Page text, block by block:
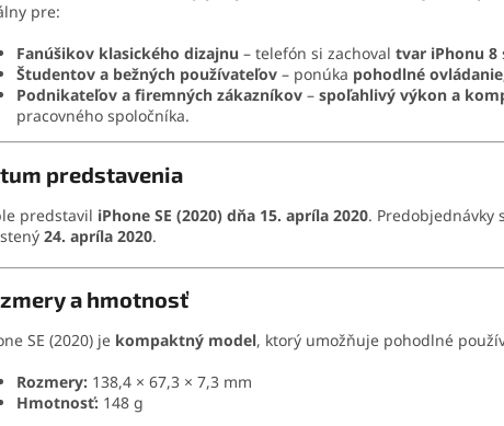
pre:
Fanúšikov klasického dizajnu – telefón si zachoval tvar iPhonu 8
Študentov a bežných používateľov – ponúka pohodlné
Podnikateľov a firemných zákazníkov – spoľahlivý výkon a
pracovného spoločníka.
predstavenia
predstavil iPhone SE (2020) dňa 15. apríla 2020. Predobjednávky
24. apríla 2020.
a hmotnosť
SE (2020) je kompaktný model, ktorý umožňuje pohodlné
Rozmery: 138,4 × 67,3 × 7,3 mm
Hmotnosť: 148 g